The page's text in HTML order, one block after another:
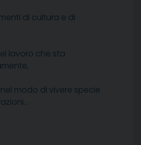
di cultura e di
lavoro che sta
modo di vivere specie